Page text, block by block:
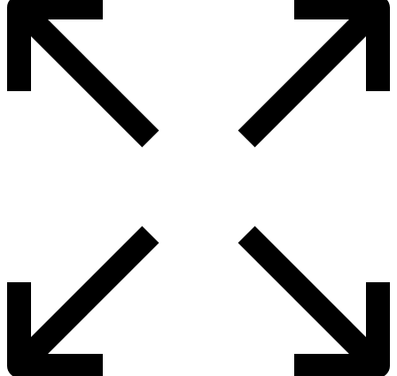
As
podem
escolhidas
página